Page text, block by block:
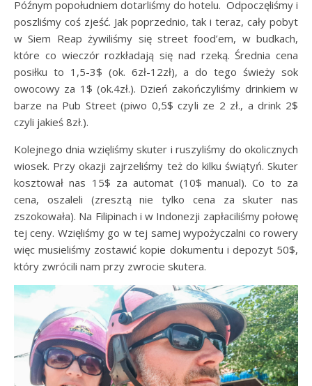
Późnym popołudniem dotarliśmy do hotelu. Odpoczęliśmy i
poszliśmy coś zjeść. Jak poprzednio, tak i teraz, cały pobyt
w Siem Reap żywiliśmy się street food’em, w budkach,
które co wieczór rozkładają się nad rzeką. Średnia cena
posiłku to 1,5-3$ (ok. 6zł-12zł), a do tego świeży sok
owocowy za 1$ (ok.4zł.). Dzień zakończyliśmy drinkiem w
barze na Pub Street (piwo 0,5$ czyli ze 2 zł., a drink 2$
czyli jakieś 8zł.).
Kolejnego dnia wzięliśmy skuter i ruszyliśmy do okolicznych
wiosek. Przy okazji zajrzeliśmy też do kilku świątyń. Skuter
kosztował nas 15$ za automat (10$ manual). Co to za
cena, oszaleli (zresztą nie tylko cena za skuter nas
zszokowała). Na Filipinach i w Indonezji zapłaciliśmy połowę
tej ceny. Wzięliśmy go w tej samej wypożyczalni co rowery
więc musieliśmy zostawić kopie dokumentu i depozyt 50$,
który zwrócili nam przy zwrocie skutera.